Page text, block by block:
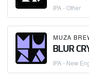
IPA - Other
MUZA
BLUR
IPA - New